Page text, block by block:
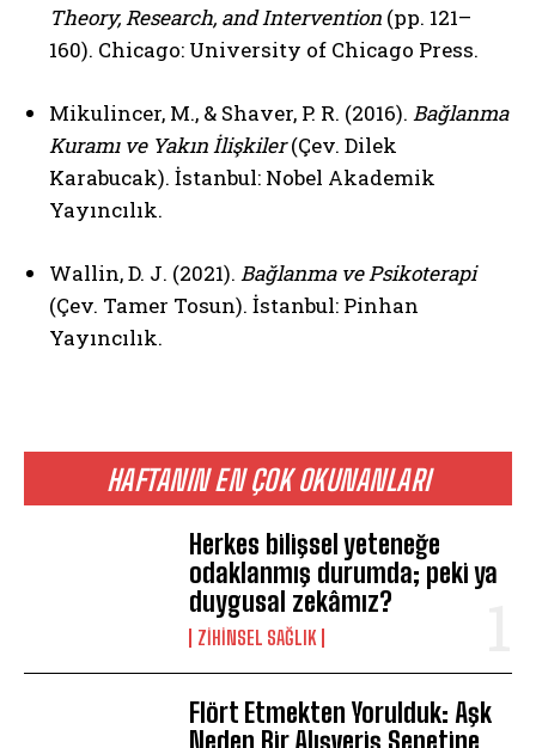
HAFTANIN EN ÇOK OKUNANLARI
Herkes bilişsel yeteneğe
odaklanmış durumda; peki ya
duygusal zekâmız?
ZIHINSEL SAĞLIK
Flört Etmekten Yorulduk: Aşk
Neden Bir Alışveriş Sepetine
Theory, Research, and Intervention (pp. 121–
160). Chicago: University of Chicago Press.
Mikulincer, M., & Shaver, P. R. (2016). Bağlanma
Kuramı ve Yakın İlişkiler(Çev. Dilek
Karabucak). İstanbul: Nobel Akademik
Yayıncılık.
Wallin, D. J. (2021). Bağlanma ve Psikoterapi
(Çev. Tamer Tosun). İstanbul: Pinhan
Yayıncılık.